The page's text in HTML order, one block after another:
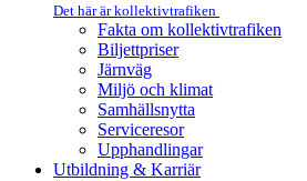
Det här är kollektivtrafiken
Fakta om kollektivtrafiken
Biljettpriser
Järnväg
Miljö och klimat
Samhällsnytta
Serviceresor
Upphandlingar
Utbildning & Karriär